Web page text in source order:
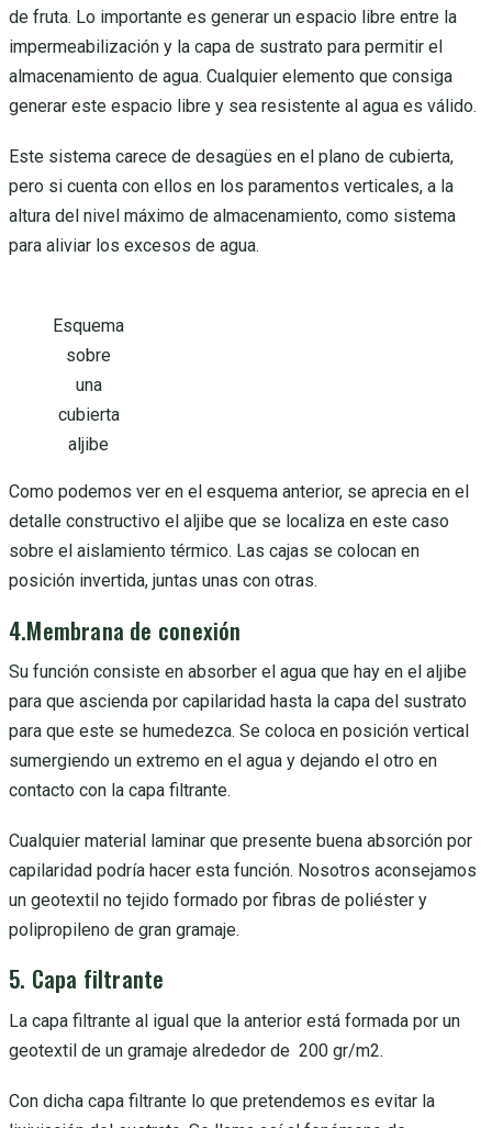
de fruta. Lo importante es generar un espacio libre entre la
impermeabilización y la capa de sustrato para permitir el
almacenamiento de agua. Cualquier elemento que consiga
generar este espacio libre y sea resistente al agua es válido.
Este sistema carece de desagües en el plano de cubierta,
pero si cuenta con ellos en los paramentos verticales, a la
altura del nivel máximo de almacenamiento, como sistema
para aliviar los excesos de agua.
Esquema
sobre
una
cubierta
aljibe
Como podemos ver en el esquema anterior, se aprecia en el
detalle constructivo el aljibe que se localiza en este caso
sobre el aislamiento térmico. Las cajas se colocan en
posición invertida, juntas unas con otras.
4.Membrana de conexión
Su función consiste en absorber el agua que hay en el aljibe
para que ascienda por capilaridad hasta la capa del sustrato
para que este se humedezca. Se coloca en posición vertical
sumergiendo un extremo en el agua y dejando el otro en
contacto con la capa filtrante.
Cualquier material laminar que presente buena absorción por
capilaridad podría hacer esta función. Nosotros aconsejamos
un geotextil no tejido formado por fibras de poliéster y
polipropileno de gran gramaje.
5. Capa filtrante
La capa filtrante al igual que la anterior está formada por un
geotextil de un gramaje alrededor de 200 gr/m2.
Con dicha capa filtrante lo que pretendemos es evitar la